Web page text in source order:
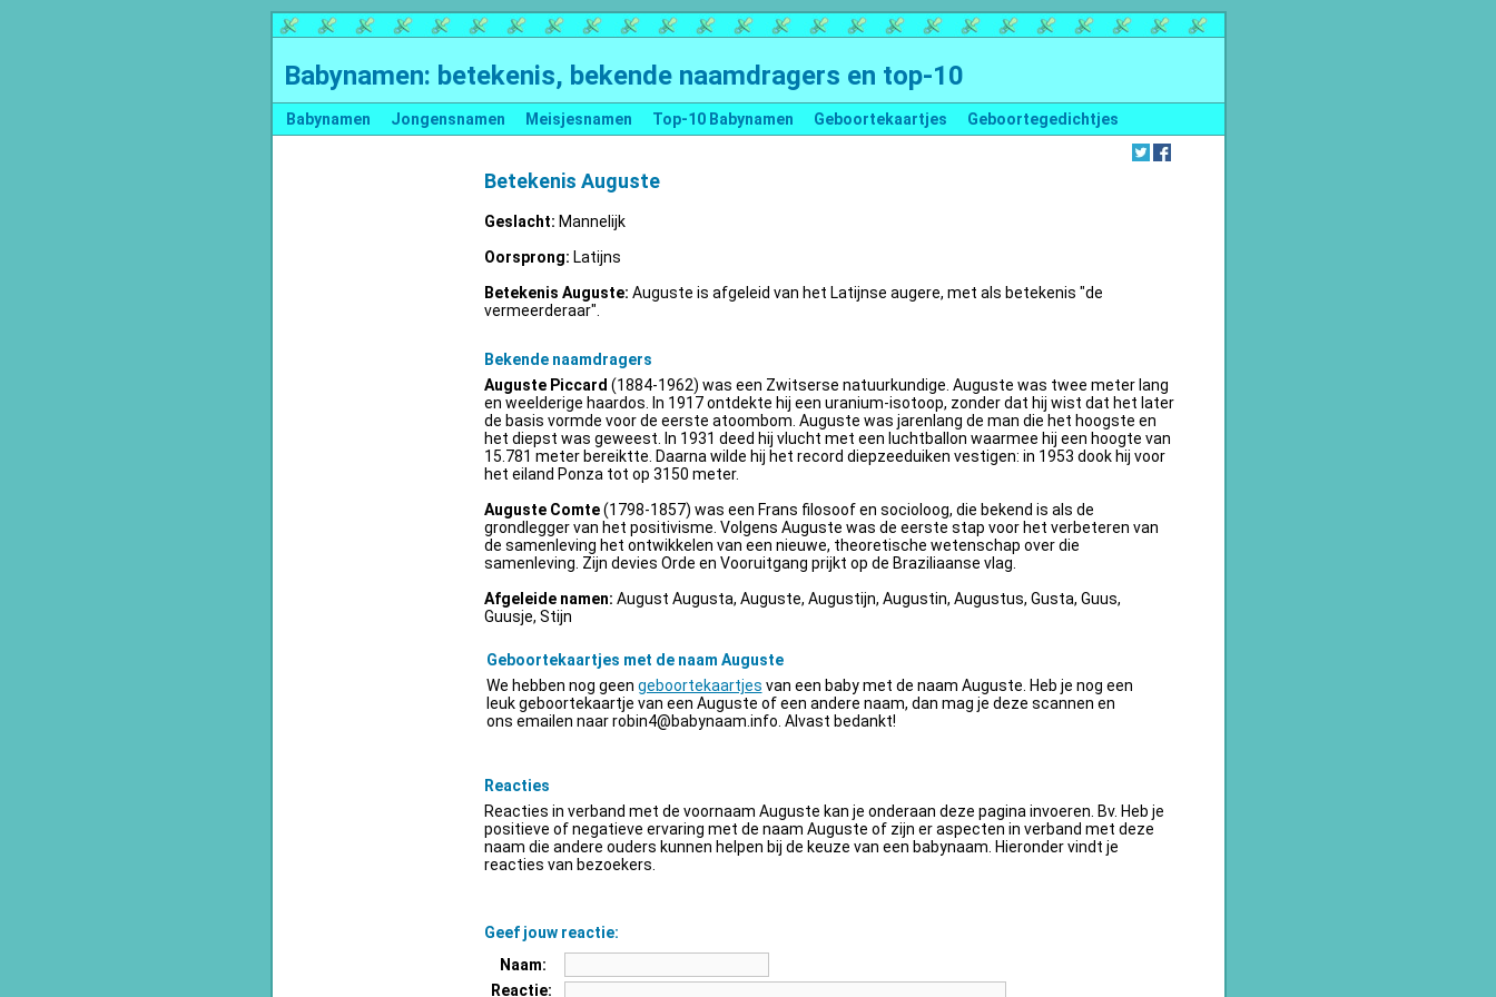
Babynamen: betekenis, bekende naamdragers en top-10
Babynamen Jongensnamen Meisjesnamen Top-10 Babynamen Geboortekaartjes Geboortegedichtjes
Betekenis Auguste
Geslacht: Mannelijk
Oorsprong: Latijns
Betekenis Auguste: Auguste is afgeleid van het Latijnse augere, met als betekenis "de
vermeerderaar".
Bekende naamdragers
Auguste Piccard (1884-1962) was een Zwitserse natuurkundige. Auguste was twee meter lang
en weelderige haardos. In 1917 ontdekte hij een uranium-isotoop, zonder dat hij wist dat het later
de basis vormde voor de eerste atoombom. Auguste was jarenlang de man die het hoogste en
het diepst was geweest. In 1931 deed hij vlucht met een luchtballon waarmee hij een hoogte van
15.781 meter bereiktte. Daarna wilde hij het record diepzeeduiken vestigen: in 1953 dook hij voor
het eiland Ponza tot op 3150 meter.
Auguste Comte(1798-1857) was een Frans filosoof en socioloog, die bekend is als de
grondlegger van het positivisme. Volgens Auguste was de eerste stap voor het verbeteren van
de samenleving het ontwikkelen van een nieuwe, theoretische wetenschap over die
samenleving. Zijn devies Orde en Vooruitgang prijkt op de Braziliaanse vlag.
Afgeleide namen: August Augusta, Auguste, Augustijn, Augustin, Augustus, Gusta, Guus,
Guusje, Stijn
Geboortekaartjes met de naam Auguste
We hebben nog geen geboortekaartjes van een baby met de naam Auguste. Heb je nog een
leuk geboortekaartje van een Auguste of een andere naam, dan mag je deze scannen en
ons emailen naarrobin4@babynaam.info . Alvast bedankt!
Reacties
Reacties in verband met de voornaam Auguste kan je onderaan deze pagina invoeren. Bv. Heb je
positieve of negatieve ervaring met de naam Auguste of zijn er aspecten in verband met deze
naam die andere ouders kunnen helpen bij de keuze van een babynaam. Hieronder vindt je
reacties van bezoekers.
Geef jouw reactie:
Naam:
Reactie: